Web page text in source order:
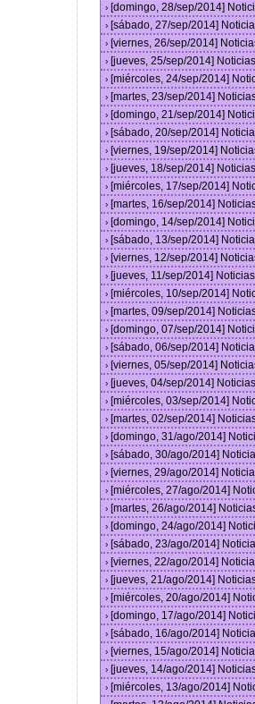
› [domingo, 28/sep/2014]
› [sábado, 27/sep/2014]
› [viernes, 26/sep/2014]
› [jueves, 25/sep/2014]
› [miércoles, 24/sep/2014]
› [martes, 23/sep/2014]
› [domingo, 21/sep/2014]
› [sábado, 20/sep/2014]
› [viernes, 19/sep/2014]
› [jueves, 18/sep/2014]
› [miércoles, 17/sep/2014]
› [martes, 16/sep/2014]
› [domingo, 14/sep/2014]
› [sábado, 13/sep/2014]
› [viernes, 12/sep/2014]
› [jueves, 11/sep/2014]
› [miércoles, 10/sep/2014]
› [martes, 09/sep/2014]
› [domingo, 07/sep/2014]
› [sábado, 06/sep/2014]
› [viernes, 05/sep/2014]
› [jueves, 04/sep/2014]
› [miércoles, 03/sep/2014]
› [martes, 02/sep/2014]
› [domingo, 31/ago/2014]
› [sábado, 30/ago/2014]
› [viernes, 29/ago/2014]
› [miércoles, 27/ago/2014]
› [martes, 26/ago/2014]
› [domingo, 24/ago/2014]
› [sábado, 23/ago/2014]
› [viernes, 22/ago/2014]
› [jueves, 21/ago/2014]
› [miércoles, 20/ago/2014]
› [domingo, 17/ago/2014]
› [sábado, 16/ago/2014]
› [viernes, 15/ago/2014]
› [jueves, 14/ago/2014]
› [miércoles, 13/ago/2014]